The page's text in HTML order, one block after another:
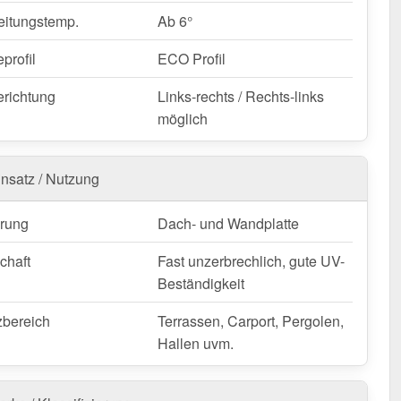
Stegplatte | 16 mm | Profil ECO | Sparpaket
Schnell geliefert & mit 10 Jahre Garantie!
wetterfest, individuell auf Maß – bestellen Sie jetzt und
Sie von schneller Lieferung!
vom Widerruf ausgeschlossen
Ab 6°
ECO Profil
Links-rechts / Rechts-links
möglich
/ Nutzung
Dach- und Wandplatte
Fast unzerbrechlich, gute UV-
Beständigkeit
Terrassen, Carport, Pergolen,
Hallen uvm.